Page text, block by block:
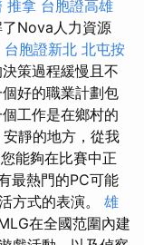
推拿 台胞證高雄
Nova人力資源
台胞證新北 北屯按
策過程緩慢且不
好的職業計劃包
工作是在鄉村的
靜的地方，從我
能夠在比賽中正
最熱門的PC可能
方式的表演。 雄
在全國范圍內建